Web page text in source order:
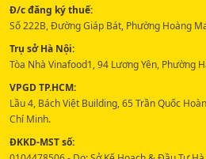
Đ/c đăng ký thuế:
Số 222B, Đường Giáp Bát, Phường Hoàng
Trụ sở Hà Nội:
Tòa Nhà Vinafood1, 94 Lương Yên, Phường
VPGD TP.HCM:
Lầu 4, Bách Việt Building, 65 Trần Quốc
Chí Minh.
ĐKKD-MST số: